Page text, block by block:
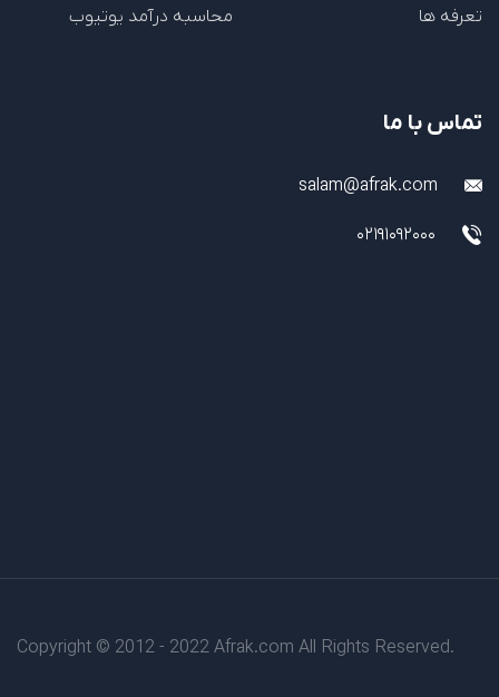
تعرفه ها
محاسبه درآمد یوتیوب
تماس با ما
salam@afrak.com
02191092000
Copyright © 2012 - 2022 Afrak.com All Rights Reserved.